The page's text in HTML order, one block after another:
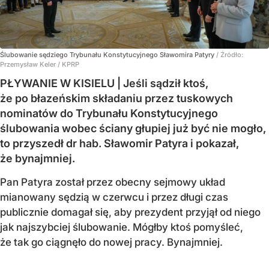
Ślubowanie sędziego Trybunału Konstytucyjnego Sławomira Patyry / Źródło:
Przemysław Keler / KPRP
PŁYWANIE W KISIELU | Jeśli sądził ktoś,
że po błazeńskim składaniu przez tuskowych
nominatów do Trybunału Konstytucyjnego
ślubowania wobec ściany głupiej już być nie mogło,
to przyszedł dr hab. Sławomir Patyra i pokazał,
że bynajmniej.
Pan Patyra został przez obecny sejmowy układ
mianowany sędzią w czerwcu i przez długi czas
publicznie domagał się, aby prezydent przyjął od niego
jak najszybciej ślubowanie. Mógłby ktoś pomyśleć,
że tak go ciągnęło do nowej pracy. Bynajmniej.